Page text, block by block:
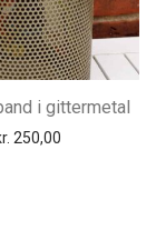
i gittermetal
250,00